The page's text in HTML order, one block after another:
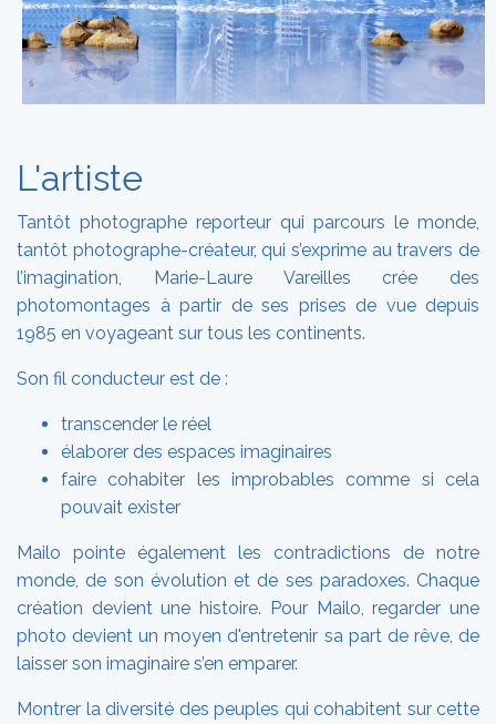
L'artiste
Tantôt photographe reporteur qui parcours le monde,
tantôt photographe-créateur, qui s’exprime au travers de
l’imagination, Marie-Laure Vareilles crée des
photomontages à partir de ses prises de vue depuis
1985 en voyageant sur tous les continents.
Son fil conducteur est de :
transcender le réel
élaborer des espaces imaginaires
faire cohabiter les improbables comme si cela
pouvait exister
Mailo pointe également les contradictions de notre
monde, de son évolution et de ses paradoxes. Chaque
création devient une histoire. Pour Mailo, regarder une
photo devient un moyen d'entretenir sa part de rêve, de
laisser son imaginaire s’en emparer.
Montrer la diversité des peuples qui cohabitent sur cette